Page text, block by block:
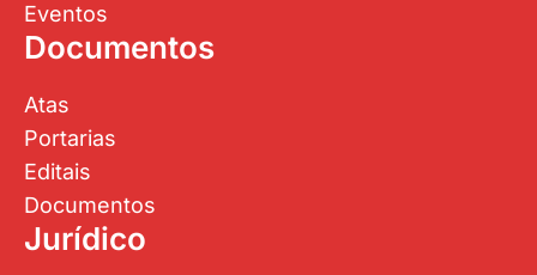
Eventos
Documentos
Atas
Portarias
Editais
Documentos
Jurídico